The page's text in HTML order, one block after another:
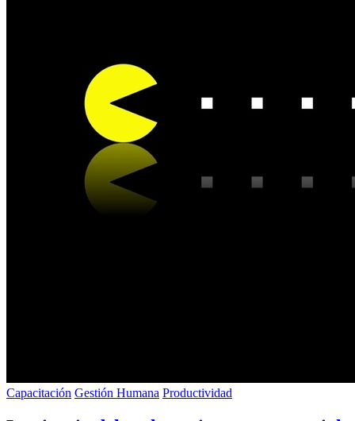
Capacitación Gestión Humana Productividad